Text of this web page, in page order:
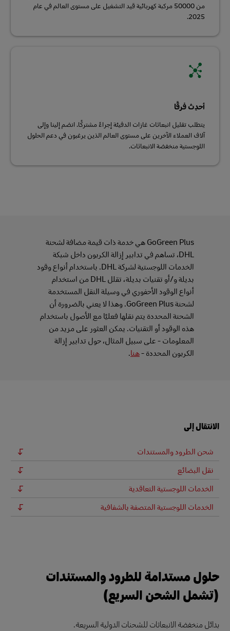
من 50000 مركبة كهربائية قيد التشغيل على مستوى العالم في عام
2025.
أحدِث فرقًا
يتطلب تقليل انبعاثات غازات الدفيئة إجراءً مشتركًا. انضم إلينا وإلى
آلاف العملاء الآخرين على مستوى العالم الذين يرغبون في دعم الحلول
اللوجستية منخفضة الانبعاثات.
GoGreen Plus هي خدمة ذات قيمة مضافة لشحنة
DHL، تساهم في تدابير إزالة الكربون داخل شبكة
الخدمات اللوجستية لشركة DHL. باستخدام أنواع وقود
بديلة و/أو تقنيات بديلة، تقلل DHL من استخدام
أنواع الوقود الأحفوري في وسيلة النقل المستخدمة
لشحنة GoGreen Plus. وهذا لا يعني بالضرورة أن
الشحنة المحددة يتم نقلها فعليًا مع الأصول باستخدام
هذه الوقود أو التقنيات. يمكن العثور على مزيد من
المعلومات - على سبيل المثال، حول تدابير إزالة
الكربون المحددة -هنا.
الانتقال إلى
شحن الطرود والمستندات
نقل البضائع
الخدمات اللوجستية التعاقدية
الخدمات اللوجستية المتصفة بالشفافية
حلول مستدامة للطرود والمستندات
(تشمل الشحن السريع)
بدائل منخفضة الانبعاثات للشحنات الدولية السريعة.